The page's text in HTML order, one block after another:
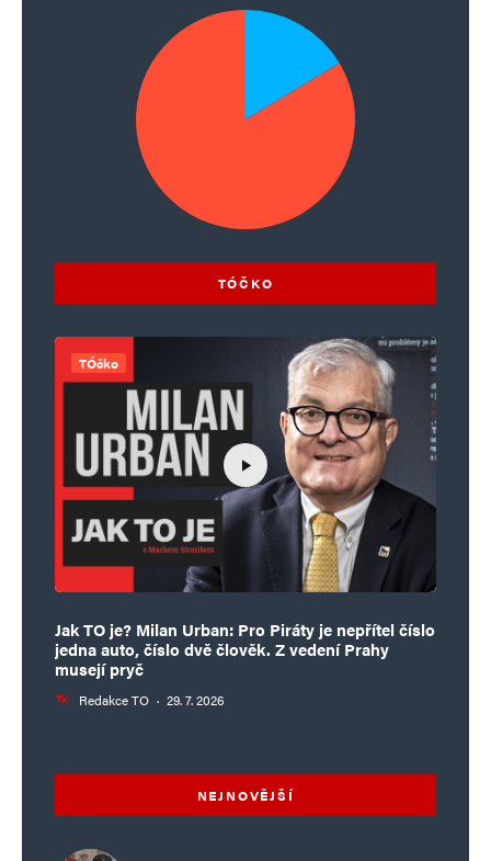
TÓČKO
TÓčko
Jak TO je? Milan Urban: Pro Piráty je nepřítel číslo
jedna auto, číslo dvě člověk. Z vedení Prahy
musejí pryč
Redakce TO · 29. 7. 2026
NEJNOVĚJŠÍ